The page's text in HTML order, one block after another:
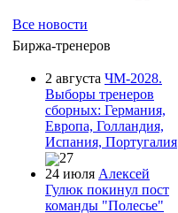
Все новости
Биржа-тренеров
2 августа ЧМ-2028.
Выборы тренеров
сборных: Германия,
Европа, Голландия,
Испания, Португалия
27
24 июля Алексей
Гулюк покинул пост
команды "Полесье"